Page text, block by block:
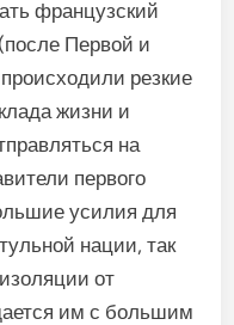
французский
Первой и
резкие
жизни и
на
первого
усилия для
нации, так
от
им с большим